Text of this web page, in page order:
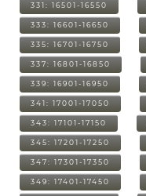
331: 16501-16550
333: 16601-16650
335: 16701-16750
337: 16801-16850
339: 16901-16950
341: 17001-17050
343: 17101-17150
345: 17201-17250
347: 17301-17350
349: 17401-17450